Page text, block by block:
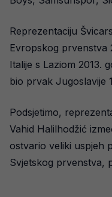
Reprezentaciju
Evropskog prvenstva
Italije s Laziom 2013.
bio prvak Jugoslavije
Podsjetimo,
Vahid Halilhodžić
ostvario veliki uspjeh
Svjetskog prvenstva,